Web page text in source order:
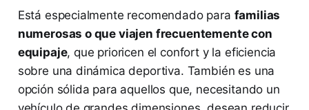
Está especialmente recomendado para familias
numerosas o que viajen frecuentemente con
equipaje, que prioricen el confort y la eficiencia
sobre una dinámica deportiva. También es una
opción sólida para aquellos que, necesitando un